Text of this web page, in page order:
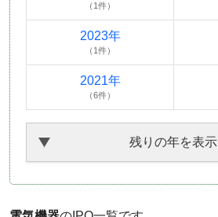
（1件）
2023年
（1件）
2021年
（6件）
残りの年を表示